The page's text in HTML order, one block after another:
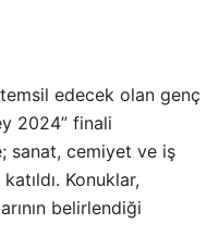
edecek olan genç
2024” finali
sanat, cemiyet ve iş
Konuklar,
belirlendiği